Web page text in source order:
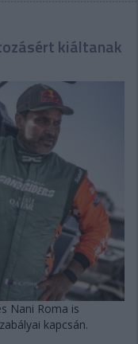
kiáltanak
Nani Roma is
kapcsán.